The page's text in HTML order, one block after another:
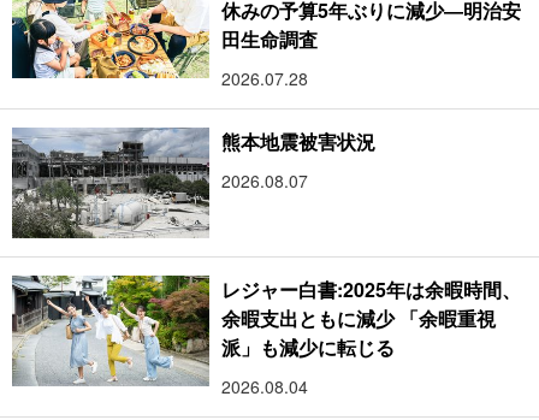
休みの予算5年ぶりに減少―明治安
田生命調査
2026.07.28
熊本地震被害状況
2026.08.07
レジャー白書:2025年は余暇時間、
余暇支出ともに減少 「余暇重視
派」も減少に転じる
2026.08.04